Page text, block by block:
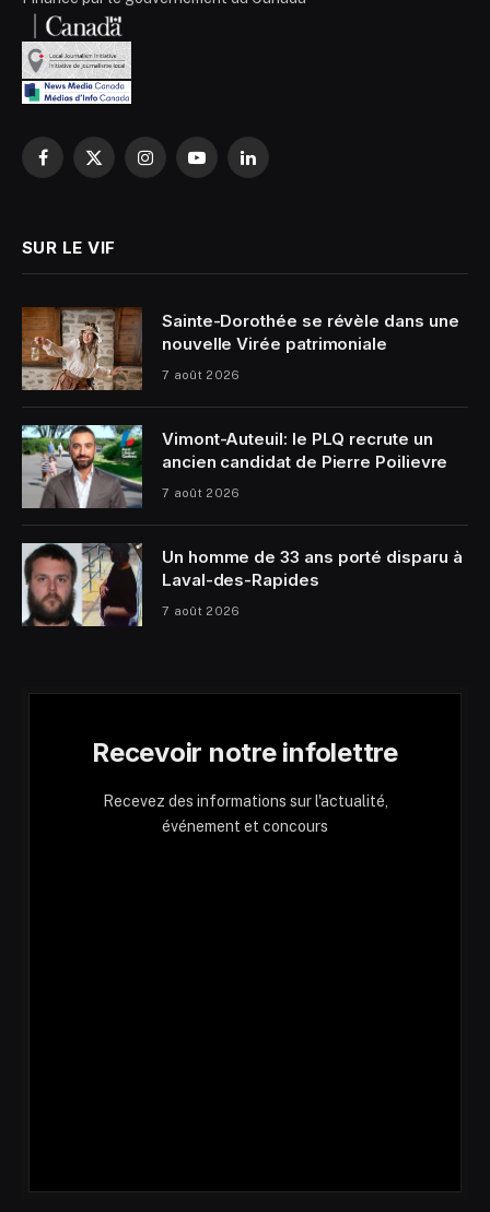
Facebook
X
InstagramYouTubeLinkedIn
SUR LE VIF
Sainte-Dorothée se révèle dans une
nouvelle Virée patrimoniale
7 août 2026
Vimont-Auteuil: le PLQ recrute un
ancien candidat de Pierre Poilievre
7 août 2026
Un homme de 33 ans porté disparu à
Laval-des-Rapides
7 août 2026
Recevoir notre infolettre
Recevez des informations sur l'actualité,
événement et concours